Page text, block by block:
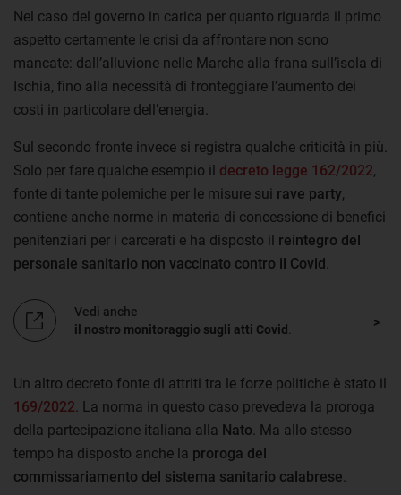
Nel caso del governo in carica per quanto riguarda il primo
aspetto certamente le crisi da affrontare non sono
mancate: dall’alluvione nelle Marche alla frana sull’isola di
Ischia, fino alla necessità di fronteggiare l’aumento dei
costi in particolare dell’energia.
Sul secondo fronte invece si registra qualche criticità in più.
Solo per fare qualche esempio il decreto legge 162/2022,
fonte di tante polemiche per le misure sui rave party,
contiene anche norme in materia di concessione di benefici
penitenziari per i carcerati e ha disposto il reintegro del
personale sanitario non vaccinato contro il Covid.
Vedi anche
il nostro monitoraggio sugli atti Covid
Un altro decreto fonte di attriti tra le forze politiche è stato il
169/2022. La norma in questo caso prevedeva la proroga
della partecipazione italiana alla Nato. Ma allo stesso
tempo ha disposto anche la proroga del
commissariamento del sistema sanitario calabrese.